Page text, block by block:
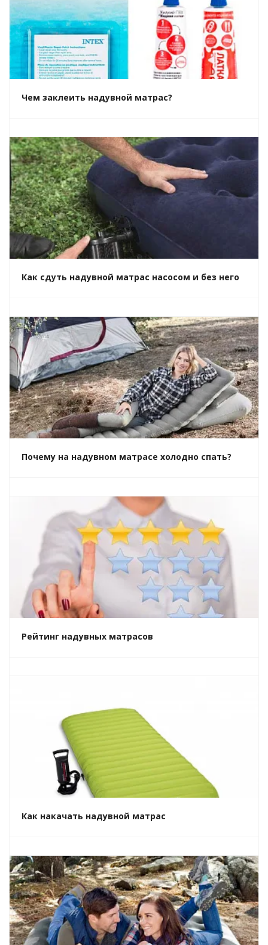
Чем заклеить надувной матрас?
Как сдуть надувной матрас насосом и без него
Почему на надувном матрасе холодно спать?
Рейтинг надувных матрасов
Как накачать надувной матрас